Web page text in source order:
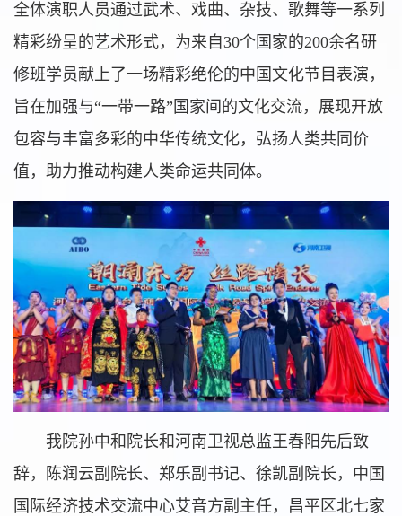
全体演职人员通过武术、戏曲、杂技、歌舞等一系列
精彩纷呈的艺术形式，为来自30个国家的200余名研
修班学员献上了一场精彩绝伦的中国文化节目表演，
旨在加强与“一带一路”国家间的文化交流，展现开放
包容与丰富多彩的中华传统文化，弘扬人类共同价
值，助力推动构建人类命运共同体。
我院孙中和院长和河南卫视总监王春阳先后致
辞，陈润云副院长、郑乐副书记、徐凯副院长，中国
国际经济技术交流中心艾音方副主任，昌平区北七家